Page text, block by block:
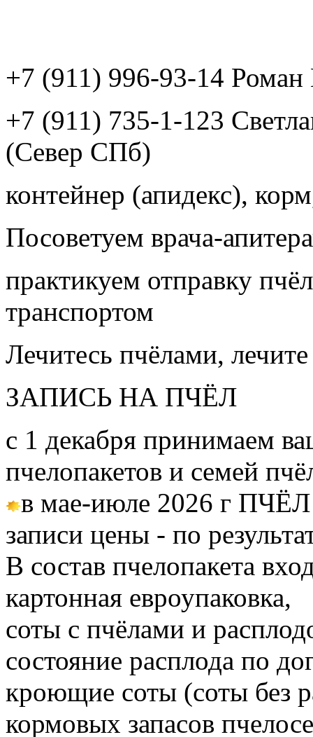
+7 (911) 996-93-14
+7 (911) 735-1-123
(Север СПб)
контейнер (апидекс),
Посоветуем врача-
практикуем отправку
транспортом
Лечитесь пчёлами,
ЗАПИСЬ НА ПЧЁЛ
с 1 декабря принимаем
пчелопакетов и семей
в мае-июле 2026 г
записи цены - по
В состав пчелопакета
картонная евроупаковка,
соты с пчёлами и
состояние расплода по
кроющие соты (соты без
кормовых запасов